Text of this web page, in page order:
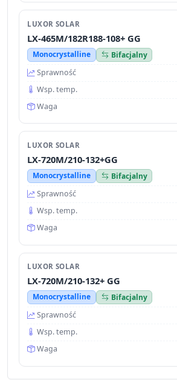
LUXOR SOLAR
LX-465M/182R188-108+ GG
Monocrystalline
Bifacjalny
Sprawność
Wsp. temp.
Waga
LUXOR SOLAR
LX-720M/210-132+GG
Monocrystalline
Bifacjalny
Sprawność
Wsp. temp.
Waga
LUXOR SOLAR
LX-720M/210-132+ GG
Monocrystalline
Bifacjalny
Sprawność
Wsp. temp.
Waga